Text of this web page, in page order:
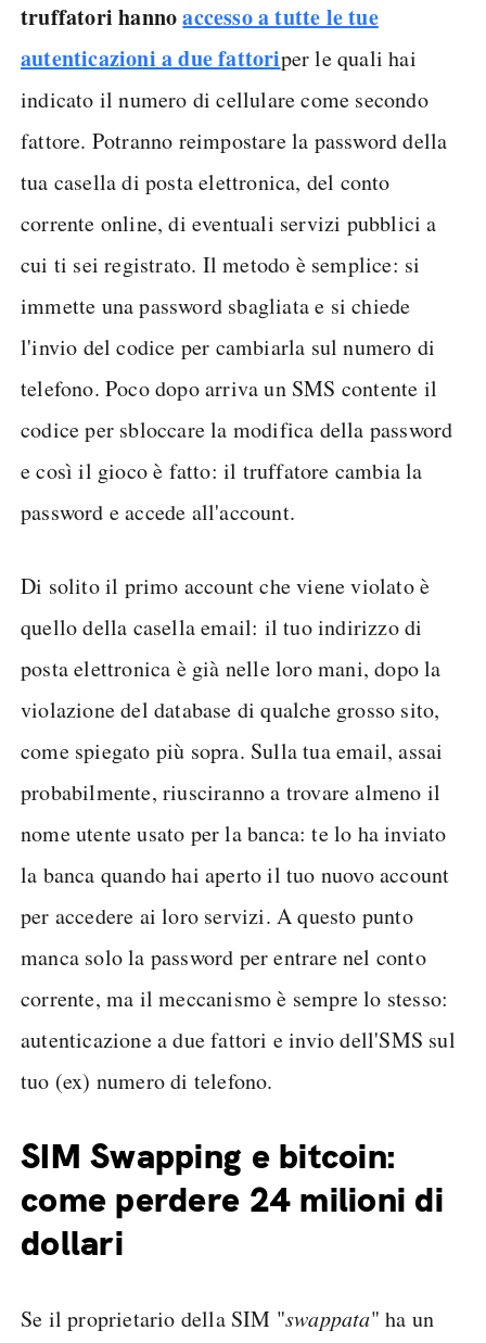
truffatori hannoaccesso a tutte le tue
autenticazioni a due fattoriper le quali hai
indicato il numero di cellulare come secondo
fattore. Potranno reimpostare la password della
tua casella di posta elettronica, del conto
corrente online, di eventuali servizi pubblici a
cui ti sei registrato. Il metodo è semplice: si
immette una password sbagliata e si chiede
l'invio del codice per cambiarla sul numero di
telefono. Poco dopo arriva un SMS contente il
codice per sbloccare la modifica della password
e così il gioco è fatto: il truffatore cambia la
password e accede all'account.
Di solito il primo account che viene violato è
quello della casella email: il tuo indirizzo di
posta elettronica è già nelle loro mani, dopo la
violazione del database di qualche grosso sito,
come spiegato più sopra. Sulla tua email, assai
probabilmente, riusciranno a trovare almeno il
nome utente usato per la banca: te lo ha inviato
la banca quando hai aperto il tuo nuovo account
per accedere ai loro servizi. A questo punto
manca solo la password per entrare nel conto
corrente, ma il meccanismo è sempre lo stesso:
autenticazione a due fattori e invio dell'SMS sul
tuo (ex) numero di telefono.
SIM Swapping e bitcoin:
come perdere 24 milioni di
dollari
Se il proprietario della SIM "swappata" ha un